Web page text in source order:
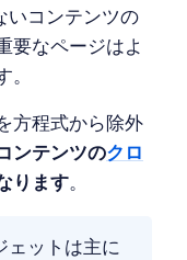
いコンテンツの
要なページはよ
。
方程式から除外
ンテンツのクロ
ります。
ェットは主に